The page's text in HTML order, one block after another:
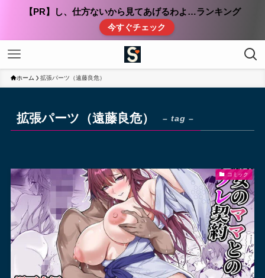
【PR】し、仕方ないから見てあげるわよ…ランキング
今すぐチェック
ホーム 拡張パーツ（遠藤良危）
拡張パーツ（遠藤良危） – tag –
コミック